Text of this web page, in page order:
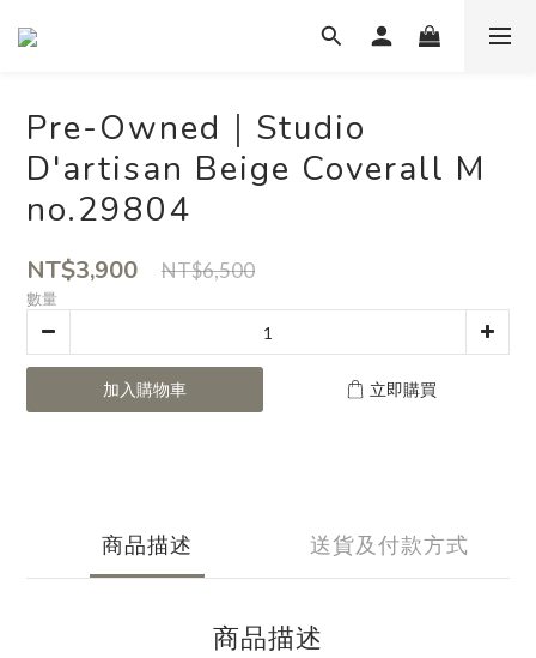
Pre-Owned｜Studio
D'artisan Beige Coverall M
no.29804
NT$3,900 NT$6,500
數量
加入購物車 立即購買
商品描述 送貨及付款方式
商品描述